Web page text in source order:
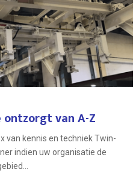
van A-Z
van kennis en techniek Twin-
indien uw organisatie de